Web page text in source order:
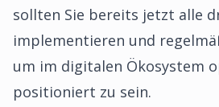
sollten Sie bereits jetzt alle
implementieren und
um im digitalen Ökosystem
positioniert zu sein.